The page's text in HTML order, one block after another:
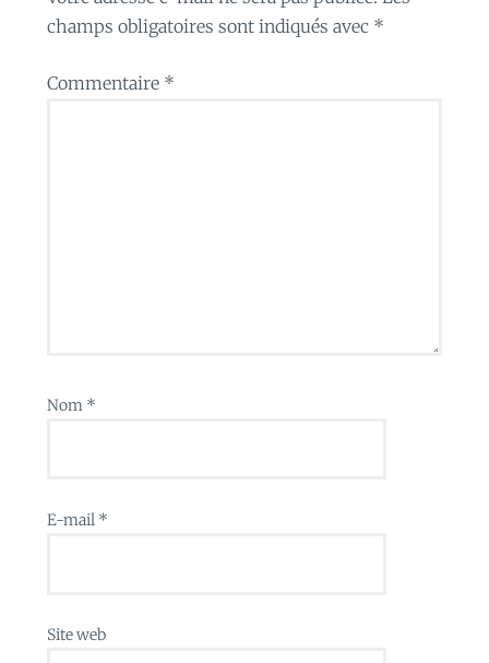
champs obligatoires sont indiqués avec *
Commentaire *
Nom *
E-mail *
Site web